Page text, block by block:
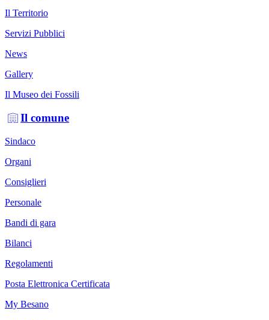
Il Territorio
Servizi Pubblici
News
Gallery
Il Museo dei Fossili
Il comune
Sindaco
Organi
Consiglieri
Personale
Bandi di gara
Bilanci
Regolamenti
Posta Elettronica Certificata
My Besano